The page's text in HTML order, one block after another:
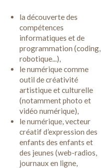
la découverte des
compétences
informatiques et de
programmation (coding,
robotique...),
le numérique comme
outil de créativité
artistique et culturelle
(notamment photo et
vidéo numérique),
le numérique, vecteur
créatif d’expression des
enfants des enfants et
des jeunes (web-radios,
journaux en ligne,